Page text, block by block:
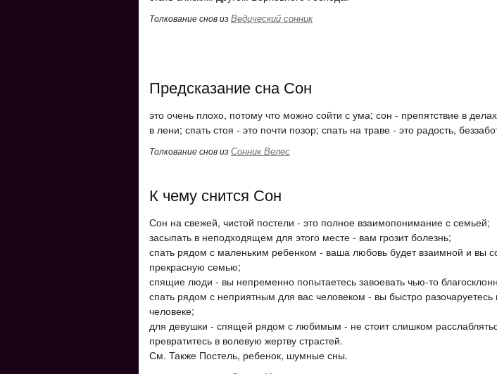
Толкование снов изВедический сонник
Предсказание сна Сон
это очень плохо, потому что можно сойти с ума; сон - препятствие в
в лени; спать стоя - это почти позор; спать на траве - это радость,
Толкование снов изСонник Велес
К чему снится Сон
Сон на свежей, чистой постели - это полное взаимопонимание с семьей;
засыпать в неподходящем для этого месте - вам грозит болезнь;
спать рядом с маленьким ребенком - ваша любовь будет взаимной и вы
прекрасную семью;
спящие люди - вы непременно попытаетесь завоевать чью-то
спать рядом с неприятным для вас человеком - вы быстро
человеке;
для девушки - спящей рядом с любимым - не стоит слишком
превратитесь в волевую жертву страстей.
См. Также Постель, ребенок, шумные сны.